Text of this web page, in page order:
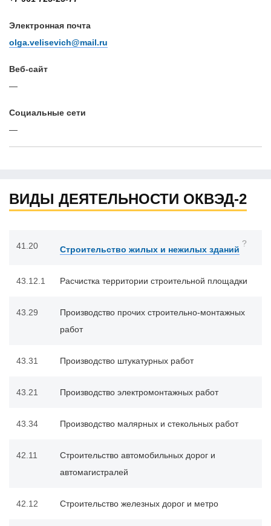
Электронная почта
olga.velisevich@mail.ru
Веб-сайт
—
Cоциальные сети
—
ВИДЫ ДЕЯТЕЛЬНОСТИ ОКВЭД-2
41.20 Строительство жилых и нежилых зданий
?
43.12.1 Расчистка территории строительной площадки
43.29
Производство прочих строительно-монтажных
работ
43.31 Производство штукатурных работ
43.21 Производство электромонтажных работ
43.34 Производство малярных и стекольных работ
42.11
Строительство автомобильных дорог и
автомагистралей
42.12 Строительство железных дорог и метро